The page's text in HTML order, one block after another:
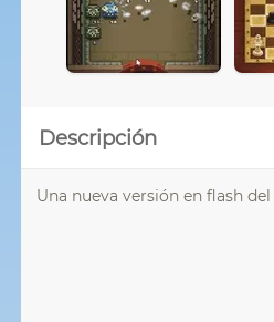
Descripción
Una nueva versión en flash del